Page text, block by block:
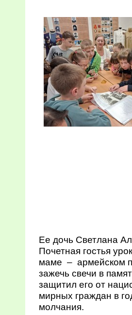
Ее дочь Светлана
Почетная гостья
маме – армейском
зажечь свечи в
защитил его от
мирных граждан в
молчания.